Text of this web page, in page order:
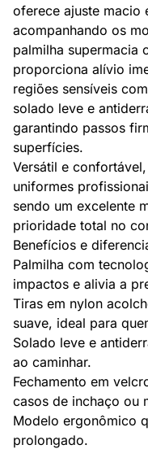
oferece ajuste macio
acompanhando os
palmilha supermacia
proporciona alívio
regiões sensíveis
solado leve e
garantindo passos
superfícies.
Versátil e
uniformes
sendo um excelente
prioridade total no
Benefícios e
Palmilha com
impactos e alivia a
Tiras em nylon
suave, ideal para
Solado leve e
ao caminhar.
Fechamento em
casos de inchaço ou
Modelo ergonômico
prolongado.